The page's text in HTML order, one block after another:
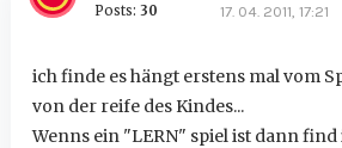
Posts: 30 17. 04. 2011, 17:21
ich finde es hängt erstens mal vom
von der reife des Kindes...
Wenns ein "LERN" spiel ist dann find